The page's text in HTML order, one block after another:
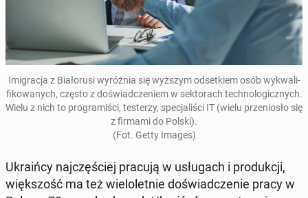
Imi­gra­cja z Bia­ło­ru­si wy­róż­nia się wyższym od­set­kiem osób wy­kwa­li­
fi­ko­wa­nych, często z do­świad­cze­niem w sek­to­rach tech­no­lo­gicz­nych.
Wielu z nich to pro­gra­mi­ści, te­ste­rzy, spe­cja­li­ści IT (wielu prze­nio­sło się
z firmami do Polski).
(Fot. Getty Images)
Ukra­iń­cy naj­czę­ściej pracują w usłu­gach i pro­duk­cji,
więk­szość ma też wie­lo­let­nie do­świad­cze­nie pracy w